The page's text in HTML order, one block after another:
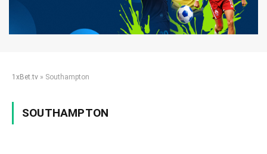
1xBet.tv » Southampton
SOUTHAMPTON